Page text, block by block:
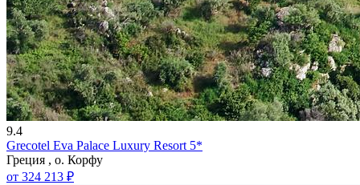
9.4
Grecotel Eva Palace Luxury Resort 5*
Греция , о. Корфу
от 324 213 ₽